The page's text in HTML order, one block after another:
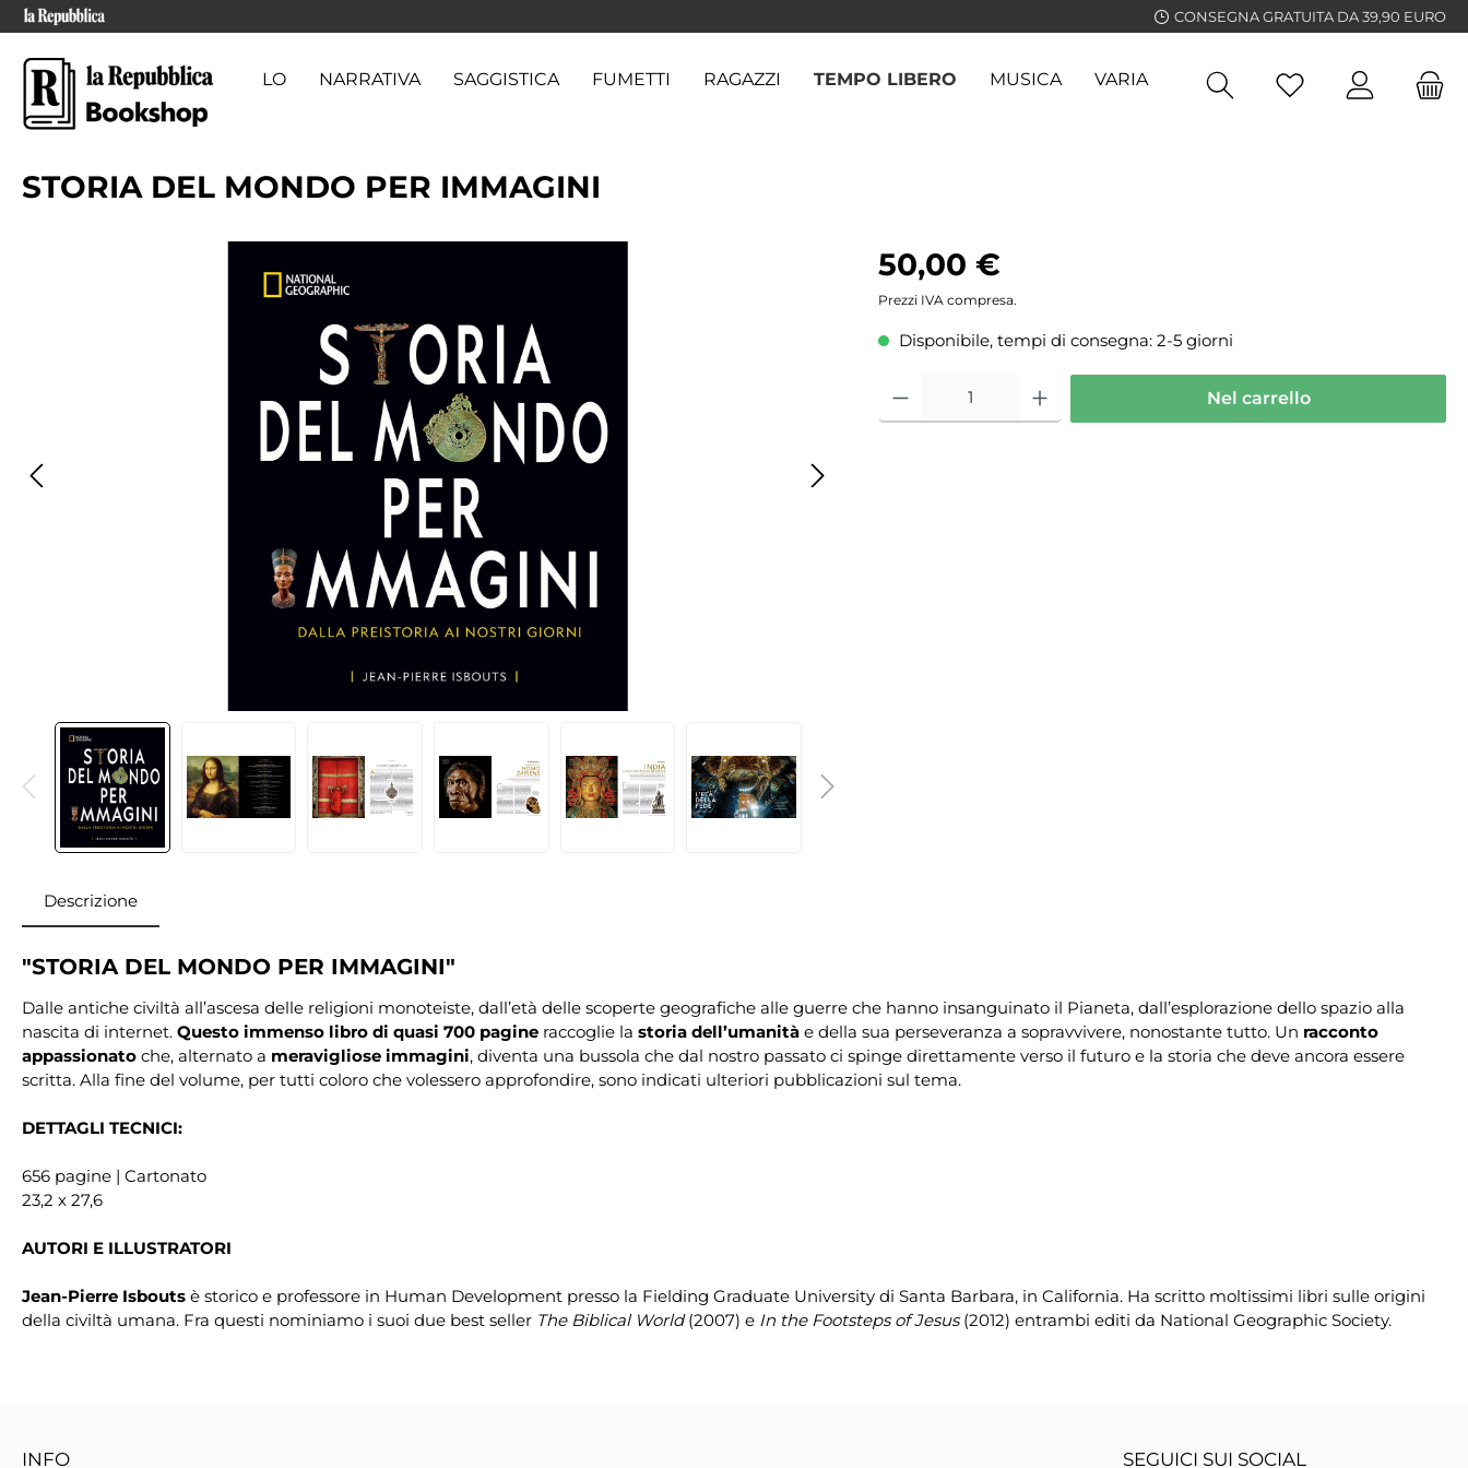
CONSEGNA GRATUITA DA 39,90 EURO
CARTA REGALO NARRATIVA SAGGISTICA FUMETTI RAGAZZI TEMPO LIBERO MUSICA VARIA GUIDE
STORIA DEL MONDO PER IMMAGINI
50,00 €
Prezzi IVA compresa.
Disponibile, tempi di consegna: 2-5 giorni
Nel carrello
Descrizione
"STORIA DEL MONDO PER IMMAGINI"
Dalle antiche civiltà all’ascesa delle religioni monoteiste, dall’età delle scoperte geografiche alle guerre che hanno insanguinato il Pianeta, dall’esplorazione dello spazio alla
nascita di internet. Questo immenso libro di quasi 700 pagine raccoglie la storia dell’umanità e della sua perseveranza a sopravvivere, nonostante tutto. Un racconto
appassionato che, alternato a meravigliose immagini, diventa una bussola che dal nostro passato ci spinge direttamente verso il futuro e la storia che deve ancora essere
scritta. Alla fine del volume, per tutti coloro che volessero approfondire, sono indicati ulteriori pubblicazioni sul tema.
DETTAGLI TECNICI:
656 pagine | Cartonato
23,2 x 27,6
AUTORI E ILLUSTRATORI
Jean-Pierre Isbouts è storico e professore in Human Development presso la Fielding Graduate University di Santa Barbara, in California. Ha scritto moltissimi libri sulle origini
della civiltà umana. Fra questi nominiamo i suoi due best seller The Biblical World(2007) e In the Footsteps of Jesus(2012) entrambi editi da National Geographic Society.
INFO SEGUICI SUI SOCIAL